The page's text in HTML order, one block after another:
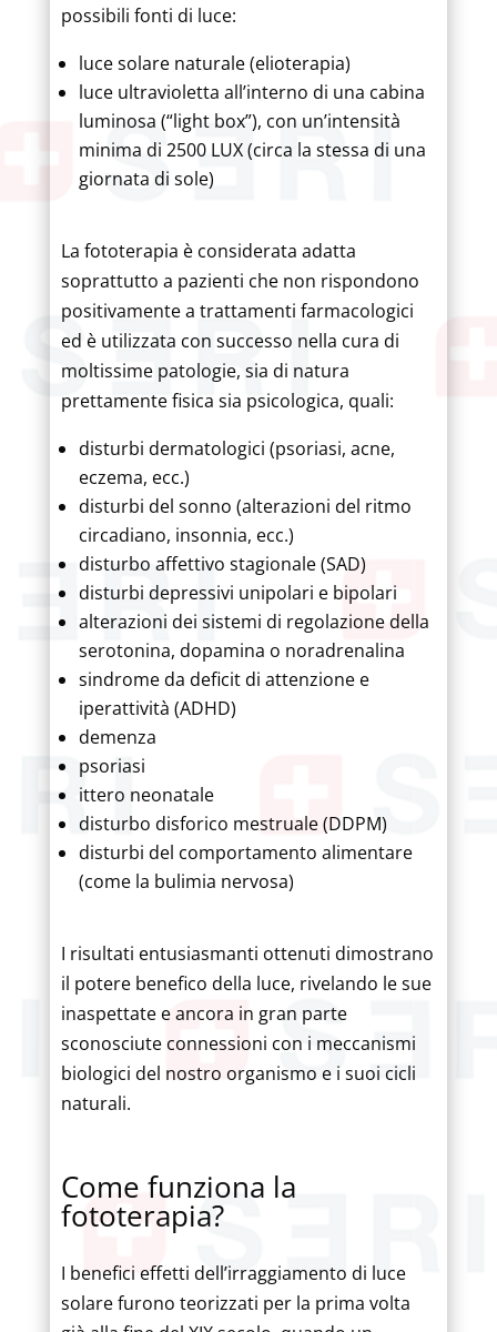
possibili fonti di luce:
luce solare naturale (elioterapia)
luce ultravioletta all’interno di una cabina
luminosa (“light box”), con un’intensità
minima di 2500 LUX (circa la stessa di una
giornata di sole)
La fototerapia è considerata adatta
soprattutto a pazienti che non rispondono
positivamente a trattamenti farmacologici
ed è utilizzata con successo nella cura di
moltissime patologie, sia di natura
prettamente fisica sia psicologica, quali:
disturbi dermatologici (psoriasi, acne,
eczema, ecc.)
disturbi del sonno (alterazioni del ritmo
circadiano, insonnia, ecc.)
disturbo affettivo stagionale (SAD)
disturbi depressivi unipolari e bipolari
alterazioni dei sistemi di regolazione della
serotonina, dopamina o noradrenalina
sindrome da deficit di attenzione e
iperattività (ADHD)
demenza
psoriasi
ittero neonatale
disturbo disforico mestruale (DDPM)
disturbi del comportamento alimentare
(come la bulimia nervosa)
I risultati entusiasmanti ottenuti dimostrano
il potere benefico della luce, rivelando le sue
inaspettate e ancora in gran parte
sconosciute connessioni con i meccanismi
biologici del nostro organismo e i suoi cicli
naturali.
Come funziona la
fototerapia?
I benefici effetti dell’irraggiamento di luce
solare furono teorizzati per la prima volta